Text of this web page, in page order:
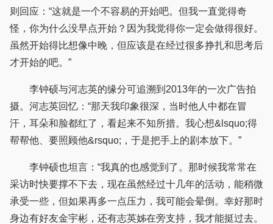
则回应：“这就是一个不容易的开始吧。但我一直觉得奇
怪，你为什么没早点开始？因为我觉得你一定会做得很好。
虽然开始得比想像中晚，但应该是在经过很多挣扎和思考后
才开始的吧。”
李钟硕与河志英的缘分可追溯到2013年的一次广告拍
摄。河志英回忆：“那天我印象很深，当时他人中都在冒
汗，耳朵和脸都红了，看起来不知所措。我心想&lsquo;得
帮帮他、要照顾他&rsquo;，于是把手上的剧本放下。”
李钟硕也坦言：“我真的也感觉到了。那时候我常常在
采访时快要撑不下去，现在虽然经过十几年的活动，能稍微
承受一些，但如果再多一点压力，我可能会晕倒。幸好那时
身边有好友金宇彬，还有志英姊在旁支持，我才能挺过去。